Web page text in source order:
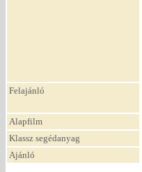
Felajánló
Alapfilm
Klassz segédanyag
Ajánló